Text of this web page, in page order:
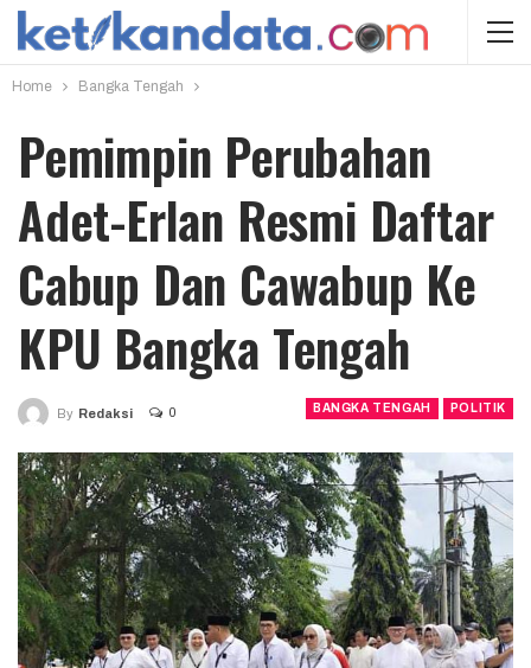
Home Bangka Tengah
Pemimpin Perubahan
Adet-Erlan Resmi Daftar
Cabup Dan Cawabup Ke
KPU Bangka Tengah
BANGKA TENGAH POLITIK
By Redaksi 0